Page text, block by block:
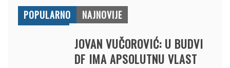
POPULARNO NAJNOVIJE
JOVAN VUČOROVIĆ: U BUDVI
DF IMA APSOLUTNU VLAST